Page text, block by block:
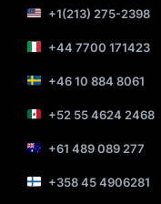
+1(213) 275-2398
+44 7700 171423
+46 10 884 8061
+52 55 4624 2468
+61 489 089 277
+358 45 4906281